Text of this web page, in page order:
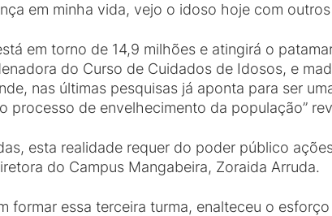
em minha vida, vejo o idoso hoje com outros
em torno de 14,9 milhões e atingirá o
do Curso de Cuidados de Idosos, e
nas últimas pesquisas já aponta para ser
processo de envelhecimento da população”
esta realidade requer do poder público
do Campus Mangabeira, Zoraida Arruda.
formar essa terceira turma, enalteceu o